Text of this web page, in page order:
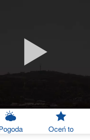
Oceń to